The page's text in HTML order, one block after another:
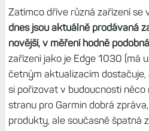
Zatímco dříve různá zařízení se
dnes jsou aktuálně prodávaná
novější, v měření hodně
zařízení jako je Edge 1030 (má
četným aktualizacím dostačuje,
si pořizovat v budoucnosti něco
stranu pro Garmin dobrá
produkty, ale současně špatná